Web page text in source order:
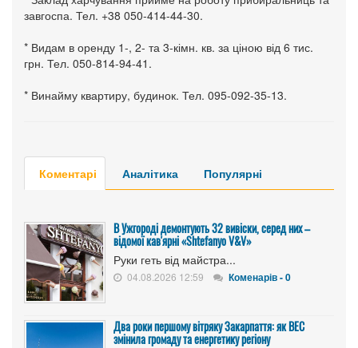
завгоспа. Тел. +38 050-414-44-30.
* Видам в оренду 1-, 2- та 3-кімн. кв. за ціною від 6 тис.
грн. Тел. 050-814-94-41.
* Винайму квартиру, будинок. Тел. 095-092-35-13.
Коментарі Аналітика Популярні
В Ужгороді демонтують 32 вивіски, серед них –
відомої кав'ярні «Shtefanyo V&V»
Руки геть від майстра...
04.08.2026 12:59 Коменарів - 0
Два роки першому вітряку Закарпаття: як ВЕС
змінила громаду та енергетику регіону